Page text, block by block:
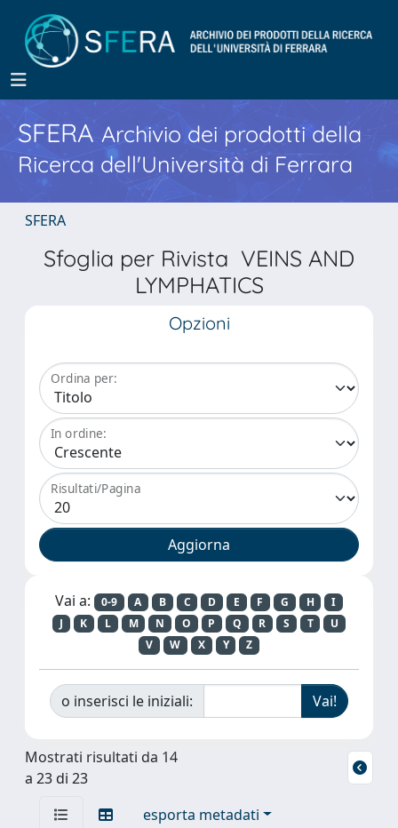
SFERA Archivio dei prodotti della
Ricerca dell'Università di Ferrara
SFERA
Sfoglia per Rivista VEINS AND
LYMPHATICS
Opzioni
Ordina per:
In ordine:
Risultati/Pagina
Vai a: 0-9 A B C D E F G H
I
J
K L M N O P Q R S T
U
V
W X Y Z
o inserisci le iniziali:
Mostrati risultati da 14
a 23 di 23
esporta metadati